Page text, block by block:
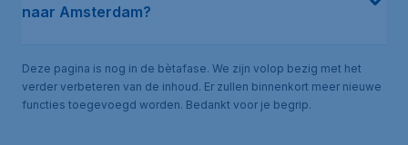
naar Amsterdam?
Deze pagina is nog in de bètafase. We zijn volop bezig met het
verder verbeteren van de inhoud. Er zullen binnenkort meer nieuwe
functies toegevoegd worden. Bedankt voor je begrip.